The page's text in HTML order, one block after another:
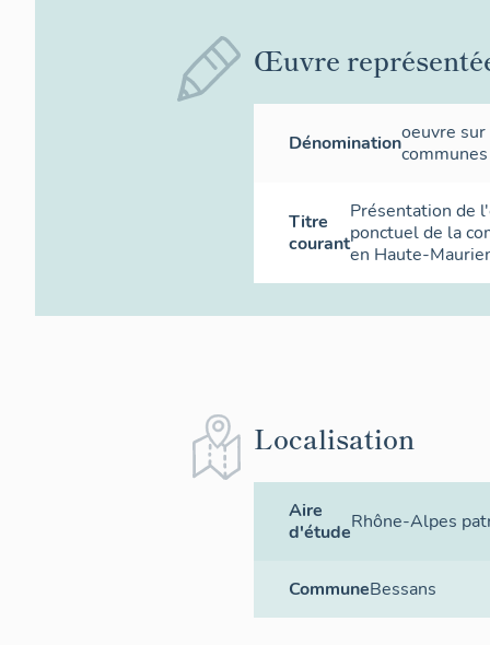
Œuvre
Dénominationoeuvre
communes
Titre
courant
Présentation de
ponctuel de la
en Haute-
Localisation
Aire
d'étudeRhône-Alpes
CommuneBessans